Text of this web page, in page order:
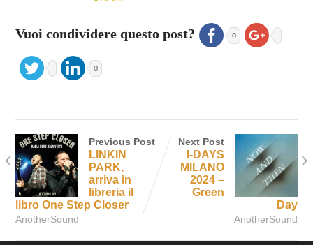
Vuoi condividere questo post? 0
0
Previous Post
LINKIN
PARK,
arriva in
libreria il
libro One Step Closer
AnotherSound
Next Post
I-DAYS
MILANO
2024 –
Green
Day
AnotherSound